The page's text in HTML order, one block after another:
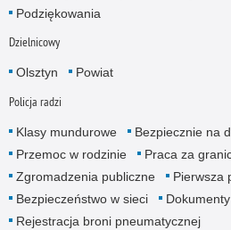
Podziękowania
Dzielnicowy
Olsztyn Powiat
Policja radzi
Klasy mundurowe
Bezpiecznie na
Przemoc w rodzinie
Praca za
Zgromadzenia publiczne
Pierwsza
Bezpieczeństwo w sieci
Rejestracja broni pneumatycznej